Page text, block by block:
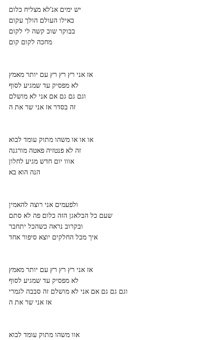
יש ימים אנ’לא מצליח כלום
כאילו העולם הולך עקום
בבוקר שוב קשה לי לקום
מחכה לקום קום
אז אני רץ רץ רץ עם יותר מאמץ
לא מפסיק עד שמגיע לסוף
וגם גם גם אם אני לא מושלם
זה בסדר אז אני שר את ה
או או או משהו מתוק עומד לבוא
זה לא פנטזיה פאטה מורגנה
אווו יום חדש מגיע לחלון
הנה הוא בא
ולפעמים אני רוצה להאמין
שעם כל הבלאגן הזה כלום פה לא סתם
ובקרוב נראה כשהכל יתחבר
איך מכל החלקים יוצא סיפור אחד
אז אני רץ רץ רץ עם יותר מאמץ
לא מפסיק עד שמגיע לסוף
וגם גם גם אם אני לא מושלם זה סבבה לגמרי
אז אני שר את ה
אוו משהו מתוק עומד לבוא